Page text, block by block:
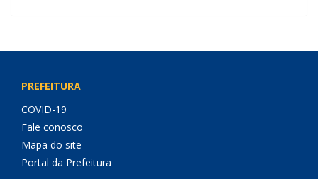
PREFEITURA
COVID-19
Fale conosco
Mapa do site
Portal da Prefeitura